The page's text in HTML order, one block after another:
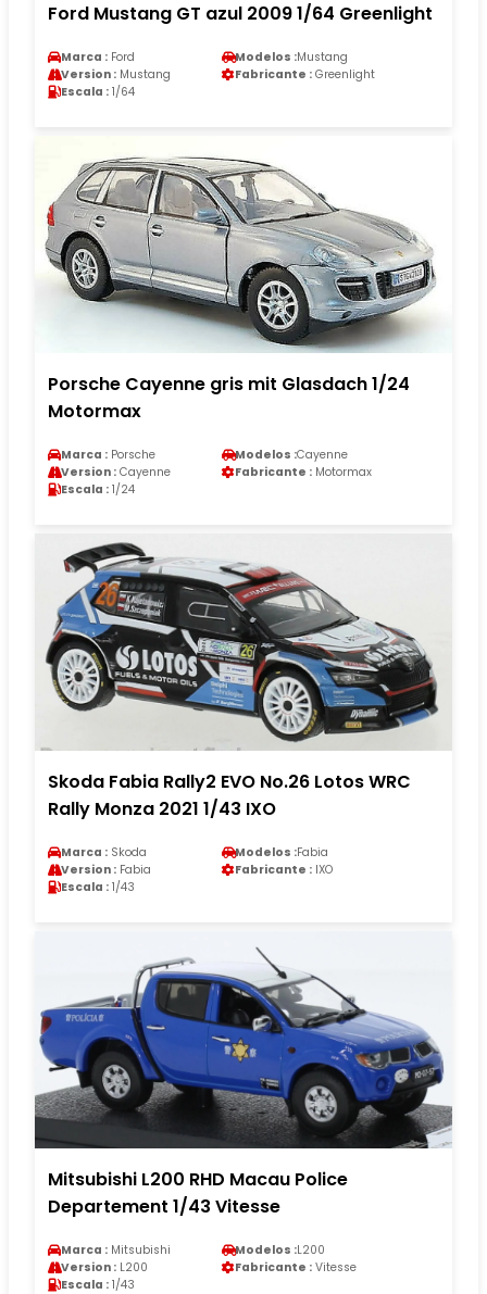
Ford Mustang GT azul 2009 1/64 Greenlight
Marca : Ford Modelos :Mustang
Version : Mustang Fabricante : Greenlight
Escala : 1/64
Porsche Cayenne gris mit Glasdach 1/24
Motormax
Marca : Porsche Modelos :Cayenne
Version : Cayenne Fabricante : Motormax
Escala : 1/24
Skoda Fabia Rally2 EVO No.26 Lotos WRC
Rally Monza 2021 1/43 IXO
Marca : Skoda Modelos :Fabia
Version : Fabia Fabricante : IXO
Escala : 1/43
Mitsubishi L200 RHD Macau Police
Departement 1/43 Vitesse
Marca : Mitsubishi Modelos :L200
Version : L200 Fabricante : Vitesse
Escala : 1/43